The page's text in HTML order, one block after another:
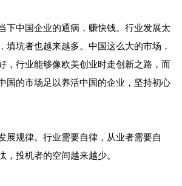
中国企业的通病，赚快钱。行业发展太
填坑者也越来越多。中国这么大的市场，
，行业能够像欧美创业时走创新之路，而
国的市场足以养活中国的企业，坚持初心
规律。行业需要自律，从业者需要自
，投机者的空间越来越少。